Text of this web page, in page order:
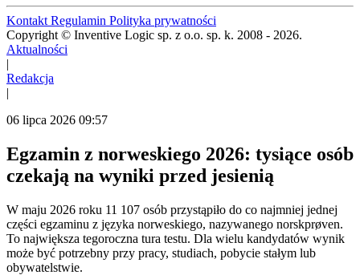
Kontakt Regulamin Polityka prywatności
Copyright © Inventive Logic sp. z o.o. sp. k. 2008 - 2026.
Aktualności
|
Redakcja
|
06 lipca 2026 09:57
Egzamin z norweskiego 2026: tysiące osób
czekają na wyniki przed jesienią
W maju 2026 roku 11 107 osób przystąpiło do co najmniej jednej
części egzaminu z języka norweskiego, nazywanego norskprøven.
To największa tegoroczna tura testu. Dla wielu kandydatów wynik
może być potrzebny przy pracy, studiach, pobycie stałym lub
obywatelstwie.